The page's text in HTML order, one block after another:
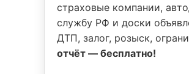
страховые компании,
службу РФ и доски
ДТП, залог, розыск,
отчёт — бесплатно!